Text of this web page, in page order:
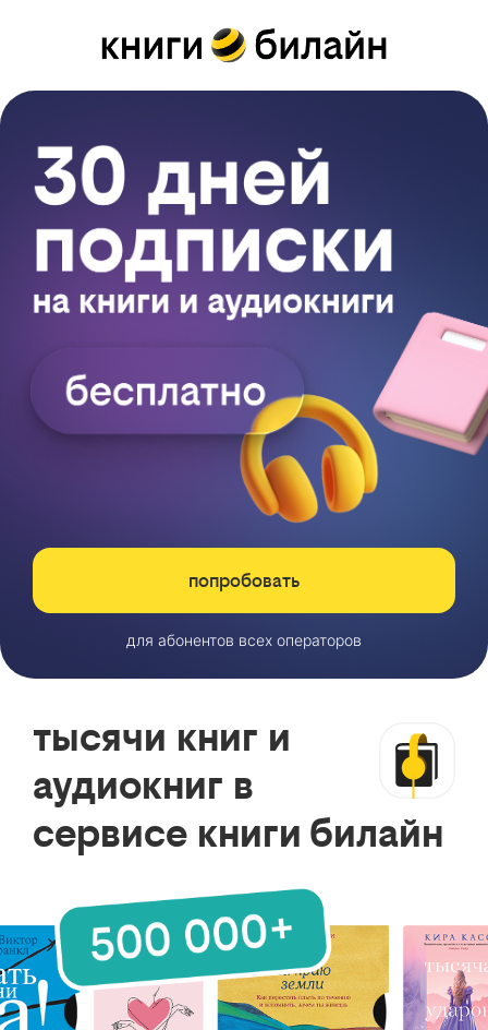
попробовать
для абонентов всех операторов
тысячи книг и
аудиокниг в
сервисе книги билайн